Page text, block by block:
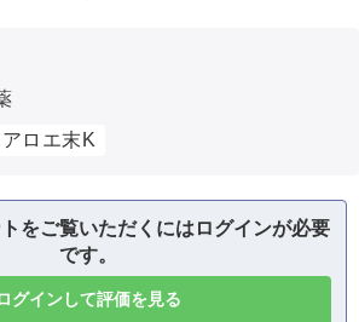
ロエ末K
をご覧いただくにはログインが必要
です。
グインして評価を見る